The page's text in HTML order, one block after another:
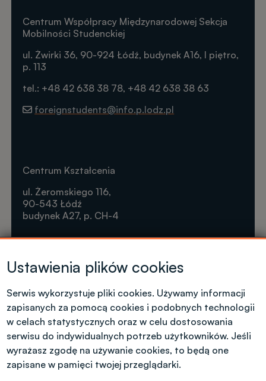
Kontakt dla kandydatów z polskim
obywatelstwem
Centrum Współpracy Międzynarodowej Sekcja
Mobilności Studenckiej
ul. Żwirki 36, 90-924 Łódź, budynek A16, I piętro,
p. 113
tel.: +48 42 638 38 78, +48 42 638 38 63
foreignstudents@info.p.lodz.pl
Centrum Kształcenia
ul. Żeromskiego 116,
90-543 Łódź
budynek A27, p. CH-4
Tel. +48 42 631 23 14
microcredentials@info.p.lodz.pl
Ustawienia plików cookies
Serwis wykorzystuje pliki cookies. Używamy informacji
zapisanych za pomocą cookies i podobnych technologii
w celach statystycznych oraz w celu dostosowania
serwisu do indywidualnych potrzeb użytkowników. Jeśli
wyrażasz zgodę na używanie cookies, to będą one
zapisane w pamięci twojej przeglądarki.